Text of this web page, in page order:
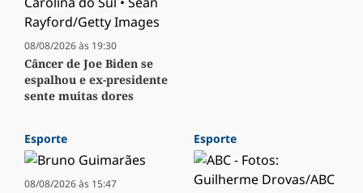
08/08/2026 às 19:30
Câncer de Joe Biden se
espalhou e ex-presidente
sente muitas dores
Esporte
08/08/2026 às 15:47
Esporte